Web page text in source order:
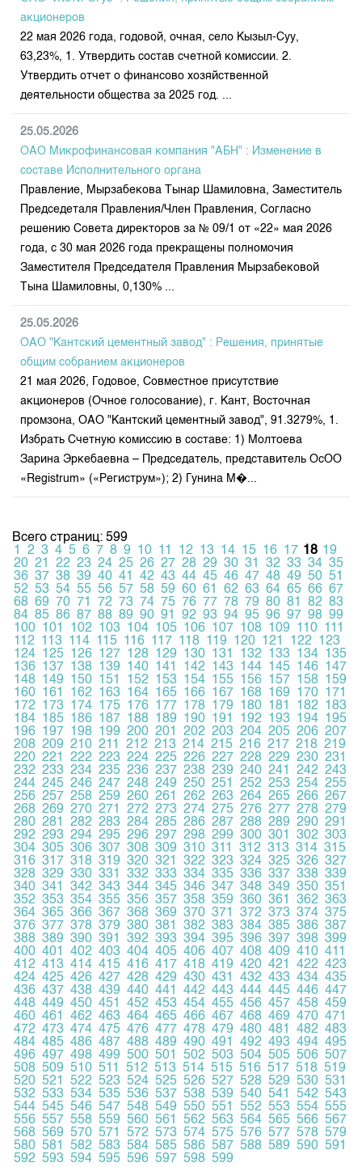
акционеров
22 мая 2026 года, годовой, очная, село Кызыл-Суу,
63,23%, 1. Утвердить состав счетной комиссии. 2.
Утвердить отчет о финансово хозяйственной
деятельности общества за 2025 год. ...
25.05.2026
ОАО Микрофинансовая компания "АБН" : Изменение в
составе Исполнительного органа
Правление, Мырзабекова Тынар Шамиловна, Заместитель
Председеталя Правления/Член Правления, Согласно
решению Совета директоров за № 09/1 от «22» мая 2026
года, с 30 мая 2026 года прекращены полномочия
Заместителя Председателя Правления Мырзабековой
Тына Шамиловны, 0,130% ...
25.05.2026
ОАО "Кантский цементный завод" : Решения, принятые
общим собранием акционеров
21 мая 2026, Годовое, Совместное присутствие
акционеров (Очное голосование), г. Кант, Восточная
промзона, ОАО "Кантский цементный завод", 91.3279%, 1.
Избрать Счетную комиссию в составе: 1) Молтоева
Зарина Эркебаевна – Председатель, представитель ОсОО
«Registrum» («Региструм»); 2) Гунина М�...
Всего страниц: 599
1
2 3 4 5 6 7 8 9 10 11 12 13 14 15 16 17 18 19
20 21 22 23 24 25 26 27 28 29 30 31 32 33 34 35
36 37 38 39 40 41 42 43 44 45 46 47 48 49 50 51
52 53 54 55 56 57 58 59 60 61 62 63 64 65 66 67
68 69 70 71 72 73 74 75 76 77 78 79 80 81 82 83
84 85 86 87 88 89 90 91 92 93 94 95 96 97 98 99
100 101 102 103 104 105 106 107 108 109 110 111
112 113 114 115 116 117 118 119 120 121 122 123
124 125 126 127 128 129 130 131 132 133 134 135
136 137 138 139 140 141 142 143 144 145 146 147
148 149 150 151 152 153 154 155 156 157 158 159
160 161 162 163 164 165 166 167 168 169 170 171
172 173 174 175 176 177 178 179 180 181 182 183
184 185 186 187 188 189 190 191 192 193 194 195
196 197 198 199 200 201 202 203 204 205 206 207
208 209 210 211 212 213 214 215 216 217 218 219
220 221 222 223 224 225 226 227 228 229 230 231
232 233 234 235 236 237 238 239 240 241 242 243
244 245 246 247 248 249 250 251 252 253 254 255
256 257 258 259 260 261 262 263 264 265 266 267
268 269 270 271 272 273 274 275 276 277 278 279
280 281 282 283 284 285 286 287 288 289 290 291
292 293 294 295 296 297 298 299 300 301 302 303
304 305 306 307 308 309 310 311 312 313 314 315
316 317 318 319 320 321 322 323 324 325 326 327
328 329 330 331 332 333 334 335 336 337 338 339
340 341 342 343 344 345 346 347 348 349 350 351
352 353 354 355 356 357 358 359 360 361 362 363
364 365 366 367 368 369 370 371 372 373 374 375
376 377 378 379 380 381 382 383 384 385 386 387
388 389 390 391 392 393 394 395 396 397 398 399
400 401 402 403 404 405 406 407 408 409 410 411
412 413 414 415 416 417 418 419 420 421 422 423
424 425 426 427 428 429 430 431 432 433 434 435
436 437 438 439 440 441 442 443 444 445 446 447
448 449 450 451 452 453 454 455 456 457 458 459
460 461 462 463 464 465 466 467 468 469 470 471
472 473 474 475 476 477 478 479 480 481 482 483
484 485 486 487 488 489 490 491 492 493 494 495
496 497 498 499 500 501 502 503 504 505 506 507
508 509 510 511 512 513 514 515 516 517 518 519
520 521 522 523 524 525 526 527 528 529 530 531
532 533 534 535 536 537 538 539 540 541 542 543
544 545 546 547 548 549 550 551 552 553 554 555
556 557 558 559 560 561 562 563 564 565 566 567
568 569 570 571 572 573 574 575 576 577 578 579
580 581 582 583 584 585 586 587 588 589 590 591
592 593 594 595 596 597 598 599